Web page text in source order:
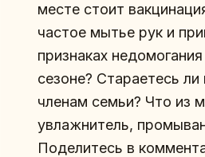
месте стоит
частое мытье рук и
признаках
сезоне? Стараетесь
членам семьи? Что из
увлажнитель,
Поделитесь в